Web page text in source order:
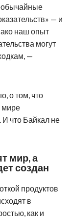
— и
наш опыт
могут
—
о том, что
мире
И что Байкал не
мир, а
создан
продуктов
в
как и